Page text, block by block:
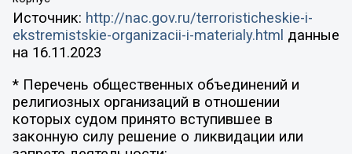
Источник: http://nac.gov.ru/terroristicheskie-i-
ekstremistskie-organizacii-i-materialy.html данные
на 16.11.2023
* Перечень общественных объединений и
религиозных организаций в отношении
которых судом принято вступившее в
законную силу решение о ликвидации или